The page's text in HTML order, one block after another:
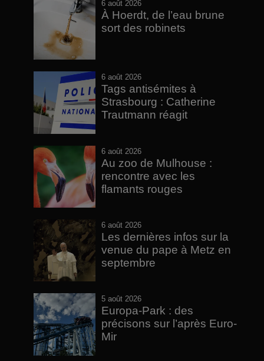
6 août 2026
À Hoerdt, de l’eau brune
sort des robinets
6 août 2026
Tags antisémites à
Strasbourg : Catherine
Trautmann réagit
6 août 2026
Au zoo de Mulhouse :
rencontre avec les
flamants rouges
6 août 2026
Les dernières infos sur la
venue du pape à Metz en
septembre
5 août 2026
Europa-Park : des
précisons sur l’après Euro-
Mir